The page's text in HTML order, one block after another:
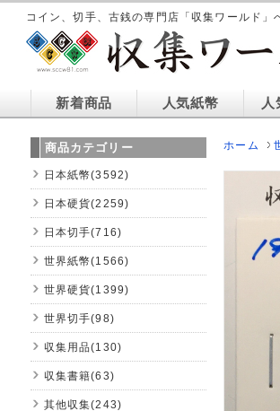
コイン、切手、古銭の専門店「収集ワールド」
新着商品 人気紙幣 人
ホーム
商品カテゴリー
日本紙幣(3592)
日本硬貨(2259)
日本切手(716)
世界紙幣(1566)
世界硬貨(1399)
世界切手(98)
収集用品(130)
収集書籍(63)
其他収集(243)